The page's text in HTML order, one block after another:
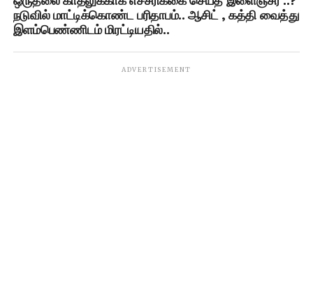
நடுவில் மாட்டிக்கொண்ட பரிதாபம்.. ஆசிட் , கத்தி வைத்து
இளம்பெண்ணிடம் மிரட்டியதில்..
ADVERTISEMENT